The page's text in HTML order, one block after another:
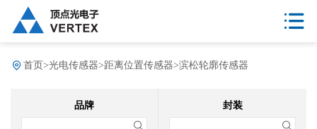
首页 >光电传感器>距离位置传感器>滨松轮廓传感器
品牌 封装